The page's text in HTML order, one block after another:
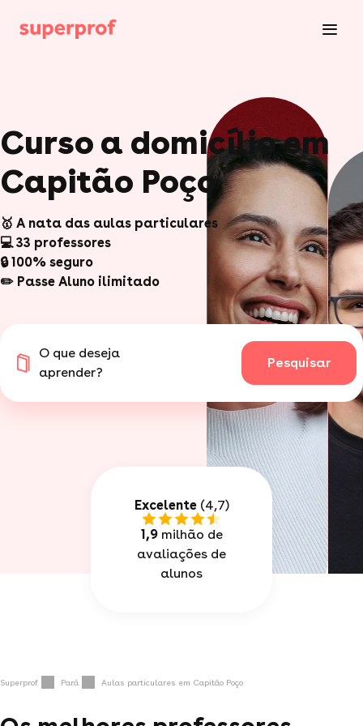
Curso a domicílio em
Capitão Poço
🥇 A nata das aulas particulares
💻 33 professores
🔒 100% seguro
✏️ Passe Aluno ilimitado
O que deseja
aprender?
Pesquisar
Excelente(4,7)
1,9milhão de
avaliações de
alunos
Superprof Pará Aulas particulares em Capitão Poço